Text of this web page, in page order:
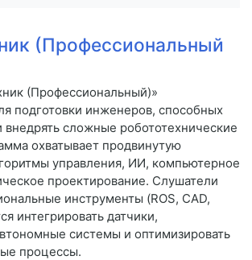
(Профессиональный
(Профессиональный)»
подготовки инженеров, способных
внедрять сложные робототехнические
охватывает продвинутую
управления, ИИ, компьютерное
проектирование. Слушатели
инструменты (ROS, CAD,
интегрировать датчики,
системы и оптимизировать
процессы.